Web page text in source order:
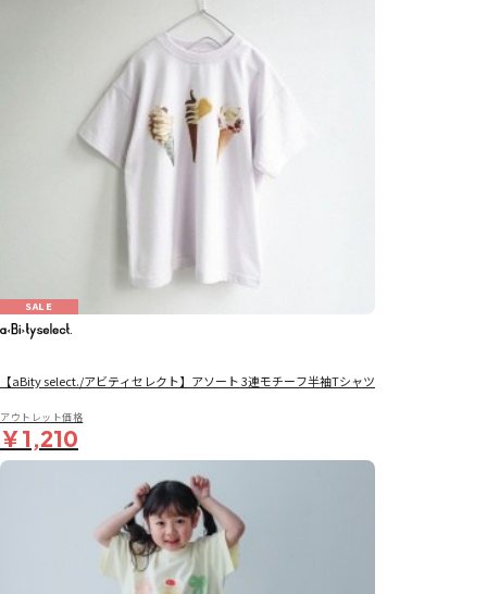
SALE
【aBity select./アビティセレクト】アソート 3連モチーフ半袖Tシャツ
アウトレット価格
￥1,210